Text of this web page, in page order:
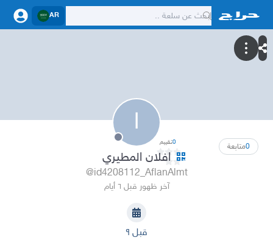
AR
ا
0متابعة 0تقييم
افلان المطيري
@id4208112_AflanAlmt
آخر ظهور قبل ٦ أيام
قبل ٩